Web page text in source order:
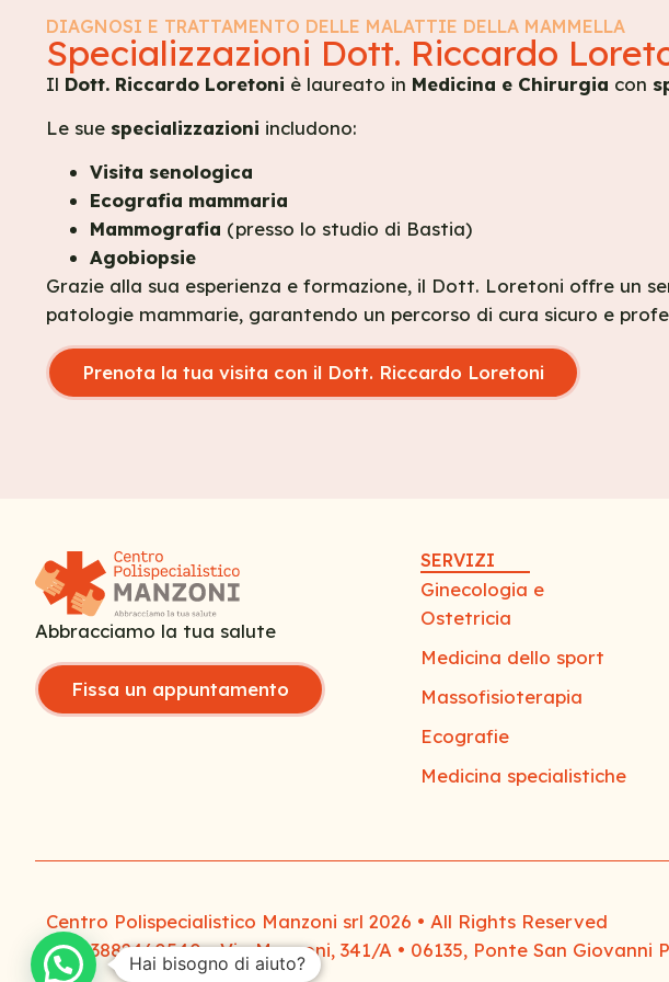
DIAGNOSI E TRATTAMENTO DELLE MALATTIE DELLA MAMMELLA
Specializzazioni Dott. Riccardo
Il Dott. Riccardo Loretoni è laureato in Medicina e Chirurgia con
Le sue specializzazioni includono:
Visita senologica
Ecografia mammaria
Mammografia (presso lo studio di Bastia)
Agobiopsie
Grazie alla sua esperienza e formazione, il Dott. Loretoni offre un
patologie mammarie, garantendo un percorso di cura sicuro e
Prenota la tua visita con il Dott. Riccardo Loretoni
Abbracciamo la tua salute
Fissa un appuntamento
SERVIZI
Ginecologia e
Ostetricia
Medicina dello sport
Massofisioterapia
Ecografie
Medicina specialistiche
Centro Polispecialistico Manzoni srl 2026 • All Rights Reserved
P.I. 03882460540 • Via Manzoni, 341/A • 06135, Ponte San Giovanni
Hai bisogno di aiuto?